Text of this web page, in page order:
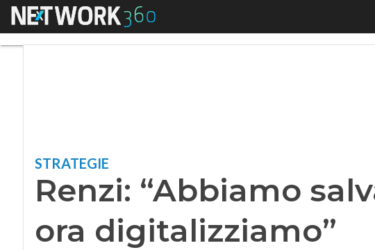
Menu
STRATEGIE
Renzi: “Abbiamo
ora digitalizziamo”